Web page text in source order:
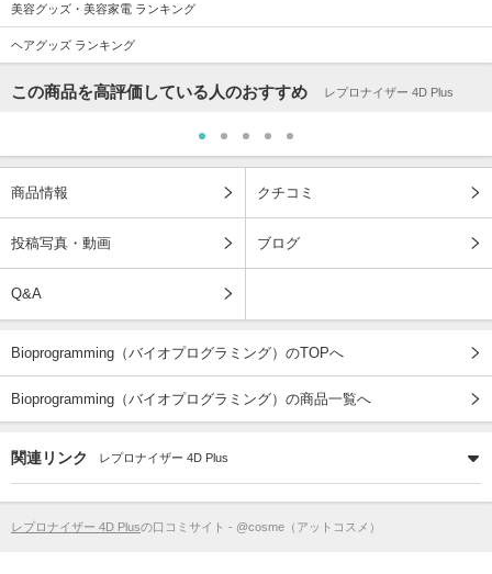
美容グッズ・美容家電 ランキング
ヘアグッズ ランキング
この商品を高評価している人のおすすめ レプロナイザー 4D Plus
商品情報 クチコミ
投稿写真・動画 ブログ
Q&A
Bioprogramming（バイオプログラミング）のTOPへ
Bioprogramming（バイオプログラミング）の商品一覧へ
関連リンク レプロナイザー 4D Plus
レプロナイザー 4D Plusの口コミサイト - @cosme（アットコスメ）